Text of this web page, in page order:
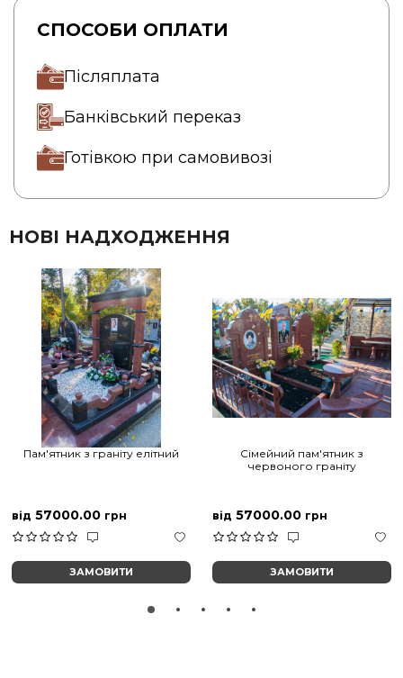
СПОСОБИ ОПЛАТИ
Післяплата
Банківський переказ
Готівкою при самовивозі
НОВІ НАДХОДЖЕННЯ
Пам'ятник з граніту елітний
від 57000.00 грн
ЗАМОВИТИ
Сімейний пам'ятник з
червоного граніту
від 57000.00 грн
ЗАМОВИТИ